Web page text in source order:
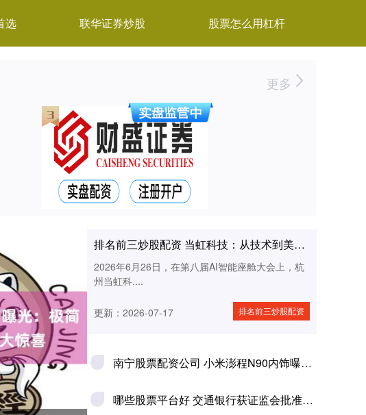
选 联华证券炒股 股票怎么用杠杆
更多
排名前三炒股配资 当虹科技：从技术到美学 沉浸式5D智能座舱
2026年6月26日，在第八届AI智能座舱大会上，杭
州当虹科....
更新：2026-07-17 排名前三炒股配资
南宁股票配资公司 小米澎程N90内饰曝光：极简不失大气！权威内幕：售价有巨大惊喜
哪些股票平台好 交通银行获证监会批准向特定对象发行A股股票 有效期12个月